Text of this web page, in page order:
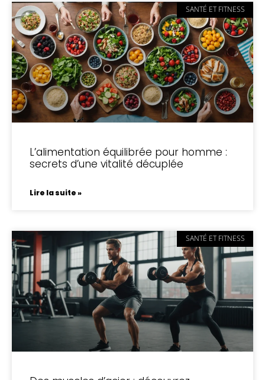
SANTÉ ET FITNESS
L’alimentation équilibrée pour homme :
secrets d’une vitalité décuplée
Lire la suite »
SANTÉ ET FITNESS